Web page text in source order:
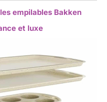
empilables Bakken
et luxe